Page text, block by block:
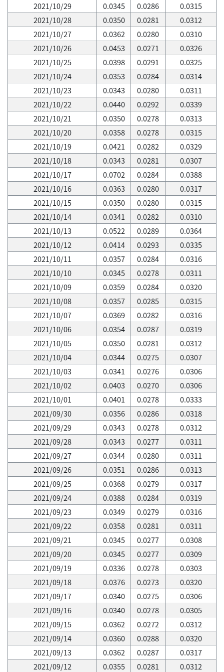
2021/10/29
0.0345 0.0286
0.0315
2021/10/28
0.0350 0.0281
0.0312
2021/10/27
0.0362 0.0280
0.0310
2021/10/26
0.0453 0.0271
0.0326
2021/10/25
0.0398 0.0291
0.0325
2021/10/24
0.0353 0.0284
0.0314
2021/10/23
0.0343 0.0280
0.0311
2021/10/22
0.0440 0.0292
0.0339
2021/10/21
0.0350 0.0278
0.0313
2021/10/20
0.0358 0.0278
0.0315
2021/10/19
0.0421 0.0282
0.0329
2021/10/18
0.0343 0.0281
0.0307
2021/10/17
0.0702 0.0284
0.0388
2021/10/16
0.0363 0.0280
0.0317
2021/10/15
0.0350 0.0280
0.0315
2021/10/14
0.0341 0.0282
0.0310
2021/10/13
0.0522 0.0289
0.0364
2021/10/12
0.0414 0.0293
0.0335
2021/10/11
0.0357 0.0284
0.0316
2021/10/10
0.0345 0.0278
0.0311
2021/10/09
0.0359 0.0284
0.0320
2021/10/08
0.0357 0.0285
0.0315
2021/10/07
0.0369 0.0282
0.0316
2021/10/06
0.0354 0.0287
0.0319
2021/10/05
0.0350 0.0281
0.0312
2021/10/04
0.0344 0.0275
0.0307
2021/10/03
0.0341 0.0276
0.0306
2021/10/02
0.0403 0.0270
0.0306
2021/10/01
0.0401 0.0278
0.0333
2021/09/30
0.0356 0.0286
0.0318
2021/09/29
0.0343 0.0278
0.0312
2021/09/28
0.0343 0.0277
0.0311
2021/09/27
0.0344 0.0280
0.0311
2021/09/26
0.0351 0.0286
0.0313
2021/09/25
0.0368 0.0279
0.0317
2021/09/24
0.0388 0.0284
0.0319
2021/09/23
0.0349 0.0279
0.0316
2021/09/22
0.0358 0.0281
0.0311
2021/09/21
0.0345 0.0277
0.0308
2021/09/20
0.0345 0.0277
0.0309
2021/09/19
0.0336 0.0278
0.0303
2021/09/18
0.0376 0.0273
0.0320
2021/09/17
0.0340 0.0275
0.0306
2021/09/16
0.0340 0.0278
0.0305
2021/09/15
0.0362 0.0272
0.0312
2021/09/14
0.0360 0.0288
0.0320
2021/09/13
0.0362 0.0287
0.0317
2021/09/12
0.0355 0.0281 0.0312